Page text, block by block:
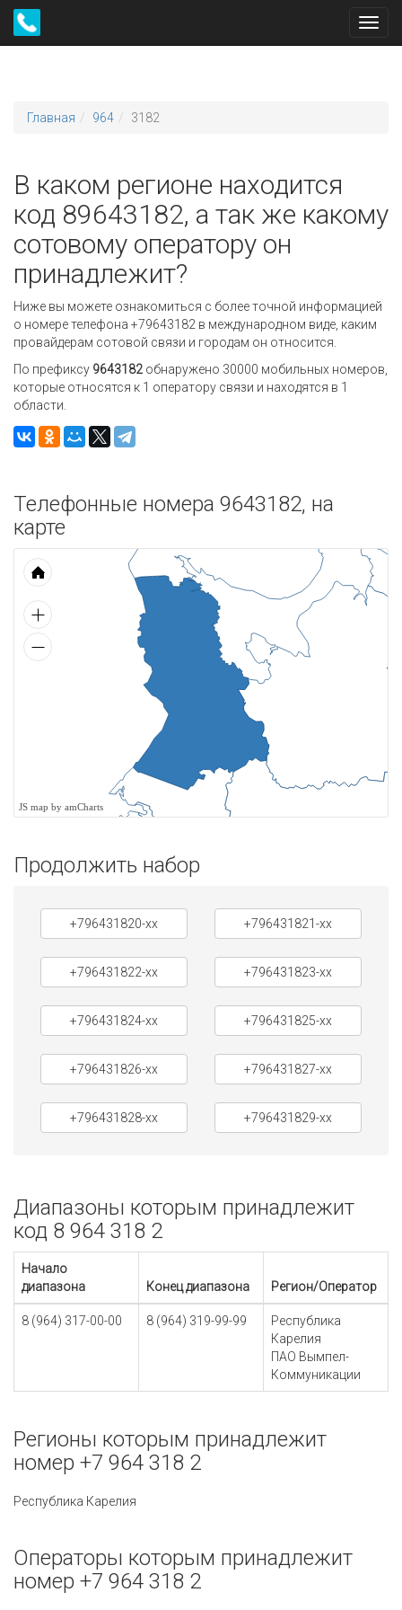
Главная 964 3182
В каком регионе находится
код 89643182, а так же какому
сотовому оператору он
принадлежит?
Ниже вы можете ознакомиться с более точной информацией
о номере телефона +79643182 в международном виде, каким
провайдерам сотовой связи и городам он относится.
По префиксу 9643182 обнаружено 30000 мобильных номеров,
которые относятся к 1 оператору связи и находятся в 1
области.
Телефонные номера 9643182, на
карте
JS map by amCharts
Продолжить набор
+796431820-xx +796431821-xx
+796431822-xx +796431823-xx
+796431824-xx +796431825-xx
+796431826-xx +796431827-xx
+796431828-xx +796431829-xx
Диапазоны которым принадлежит
код 8 964 318 2
Начало
диапазона
Конец диапазона Регион/Оператор
8 (964) 317-00-00 8 (964) 319-99-99
Республика
Карелия
ПАО Вымпел-
Коммуникации
Регионы которым принадлежит
номер +7 964 318 2
Республика Карелия
Операторы которым принадлежит
номер +7 964 318 2